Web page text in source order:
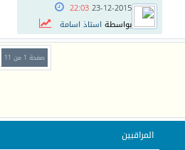
23-12-2015
22:03
بواسطة استاذ اسامة
صفحة 1 من 11
المراقبين